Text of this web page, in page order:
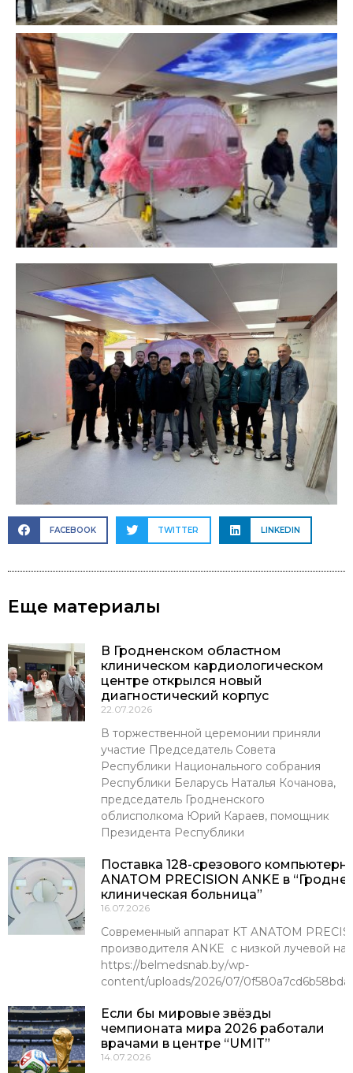
FACEBOOK TWITTER LINKEDIN
Еще материалы
В Гродненском областном
клиническом кардиологическом
центре открылся новый
диагностический корпус
22.07.2026
В торжественной церемонии приняли
участие Председатель Совета
Республики Национального собрания
Республики Беларусь Наталья Кочанова,
председатель Гродненского
облисполкома Юрий Караев, помощник
Президента Республики
Поставка 128-срезового
ANATOM PRECISION ANKE в
клиническая больница”
16.07.2026
Современный аппарат КТ ANATOM
производителя ANKE с низкой лучевой
https://belmedsnab.by/wp-
content/uploads/2026/07/
Если бы мировые звёзды
чемпионата мира 2026 работали
врачами в центре “UMIT”
14.07.2026